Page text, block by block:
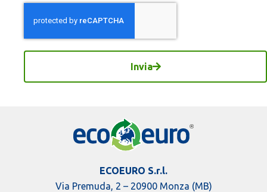
Invia
ECOEURO S.r.l.
Via Premuda, 2 – 20900 Monza (MB)